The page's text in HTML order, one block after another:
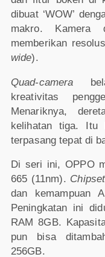
dibuat ‘WOW’
makro. Kamera
memberikan
wide).
Quad-camera
kreativitas
Menariknya,
kelihatan tiga. Itu
terpasang tepat di
Di seri ini, OPPO
665 (11nm). Chipset
dan kemampuan
Peningkatan ini
RAM 8GB.
pun bisa
256GB.